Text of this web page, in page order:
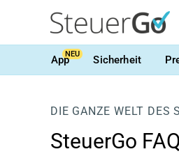
AppNEU Sicherheit
DIE GANZE WELT DES
SteuerGo